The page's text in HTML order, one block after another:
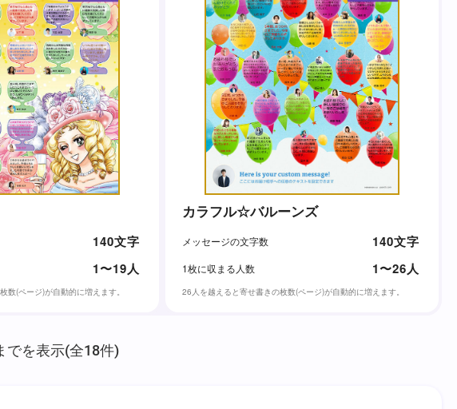
140文字
1〜19人
数(ページ)が自動的に増えます。
カラフル☆バルーンズ
メッセージの文字数 140文字
1枚に収まる人数 1〜26人
26人を越えると寄せ書きの枚数(ページ)が自動的に増えます。
でを表示(全18件)